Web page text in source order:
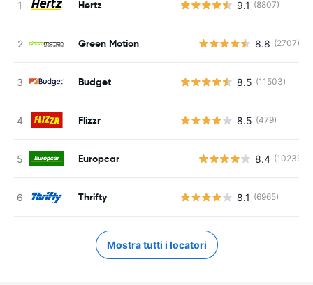
Hertz 9.1 (8807)
Green Motion 8.8 (2707)
Budget 8.5 (11503)
Flizzr 8.5 (479)
Europcar 8.4 (10239)
Thrifty 8.1 (6965)
Mostra tutti i locatori